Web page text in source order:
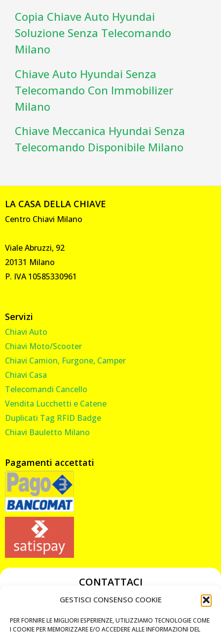
GESTISCI CONSENSO COOKIE
PER FORNIRE LE MIGLIORI ESPERIENZE, UTILIZZIAMO TECNOLOGIE COME
I COOKIE PER MEMORIZZARE E/O ACCEDERE ALLE INFORMAZIONI DEL
Copia Chiave Auto Hyundai
Soluzione Senza Telecomando
Milano
Chiave Auto Hyundai Senza
Telecomando Con Immobilizer
Milano
Chiave Meccanica Hyundai Senza
Telecomando Disponibile Milano
LA CASA DELLA CHIAVE
Centro Chiavi Milano
Viale Abruzzi, 92
20131 Milano
P. IVA 10585330961
Servizi
Chiavi Auto
Chiavi Moto/Scooter
Chiavi Camion, Furgone, Camper
Chiavi Casa
Telecomandi Cancello
Vendita Lucchetti e Catene
Duplicati Tag RFID Badge
Chiavi Bauletto Milano
Pagamenti accettati
CONTATTACI
349 3863811
chiavicodificate@gmail.com